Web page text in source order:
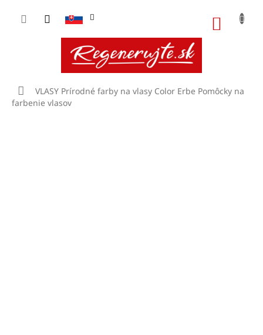
Domov
VLASY Prírodné farby na vlasy Color Erbe Pomôcky na
farbenie vlasov